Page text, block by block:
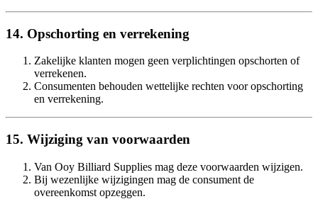
14. Opschorting en verrekening
Zakelijke klanten mogen geen verplichtingen opschorten of
verrekenen.
Consumenten behouden wettelijke rechten voor opschorting
en verrekening.
15. Wijziging van voorwaarden
Van Ooy Billiard Supplies mag deze voorwaarden wijzigen.
Bij wezenlijke wijzigingen mag de consument de
overeenkomst opzeggen.